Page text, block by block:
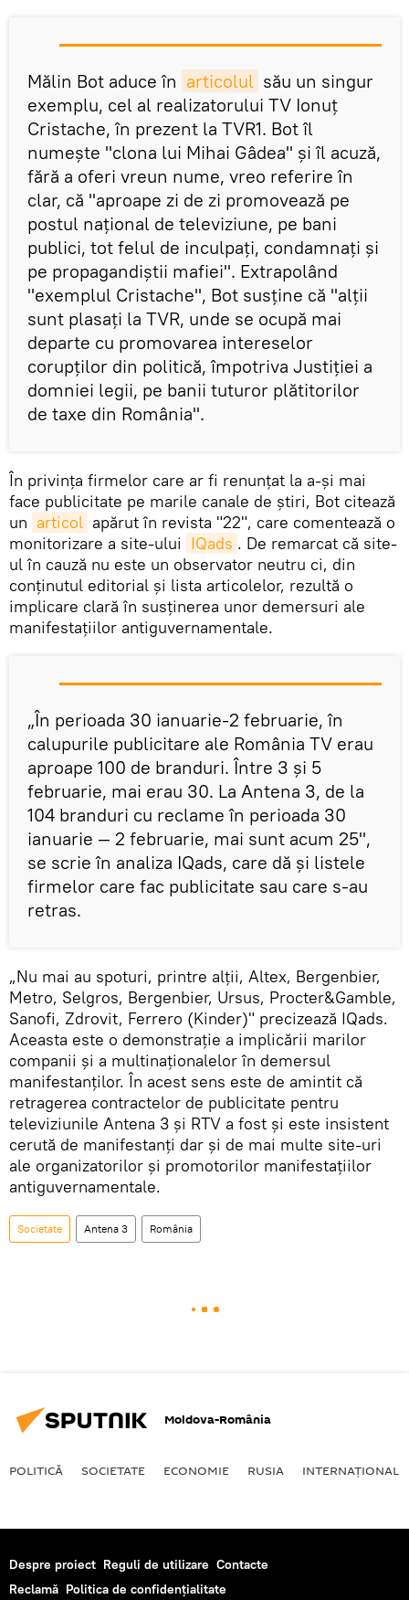
Mălin Bot aduce în articolul său un singur
exemplu, cel al realizatorului TV Ionuț
Cristache, în prezent la TVR1. Bot îl
numește "clona lui Mihai Gâdea" și îl acuză,
fără a oferi vreun nume, vreo referire în
clar, că "aproape zi de zi promovează pe
postul național de televiziune, pe bani
publici, tot felul de inculpați, condamnați și
pe propagandiștii mafiei". Extrapolând
"exemplul Cristache", Bot susține că "alții
sunt plasați la TVR, unde se ocupă mai
departe cu promovarea intereselor
corupților din politică, împotriva Justiției a
domniei legii, pe banii tuturor plătitorilor
de taxe din România".
În privința firmelor care ar fi renunțat la a-și mai
face publicitate pe marile canale de știri, Bot citează
un articol apărut în revista "22", care comentează o
monitorizare a site-ului IQads . De remarcat că site-
ul în cauză nu este un observator neutru ci, din
conținutul editorial și lista articolelor, rezultă o
implicare clară în susținerea unor demersuri ale
manifestațiilor antiguvernamentale.
„În perioada 30 ianuarie-2 februarie, în
calupurile publicitare ale România TV erau
aproape 100 de branduri. Între 3 și 5
februarie, mai erau 30. La Antena 3, de la
104 branduri cu reclame în perioada 30
ianuarie — 2 februarie, mai sunt acum 25",
se scrie în analiza IQads, care dă și listele
firmelor care fac publicitate sau care s-au
retras.
„Nu mai au spoturi, printre alții, Altex, Bergenbier,
Metro, Selgros, Bergenbier, Ursus, Procter&Gamble,
Sanofi, Zdrovit, Ferrero (Kinder)" precizează IQads.
Aceasta este o demonstrație a implicării marilor
companii și a multinaționalelor în demersul
manifestanților. În acest sens este de amintit că
retragerea contractelor de publicitate pentru
televiziunile Antena 3 și RTV a fost și este insistent
cerută de manifestanți dar și de mai multe site-uri
ale organizatorilor și promotorilor manifestațiilor
antiguvernamentale.
Societate Antena 3 România
Moldova-România
POLITICĂ SOCIETATE ECONOMIE RUSIA INTERNAŢIONAL
Despre proiect Reguli de utilizare Contacte
Reclamă Politica de confidențialitate